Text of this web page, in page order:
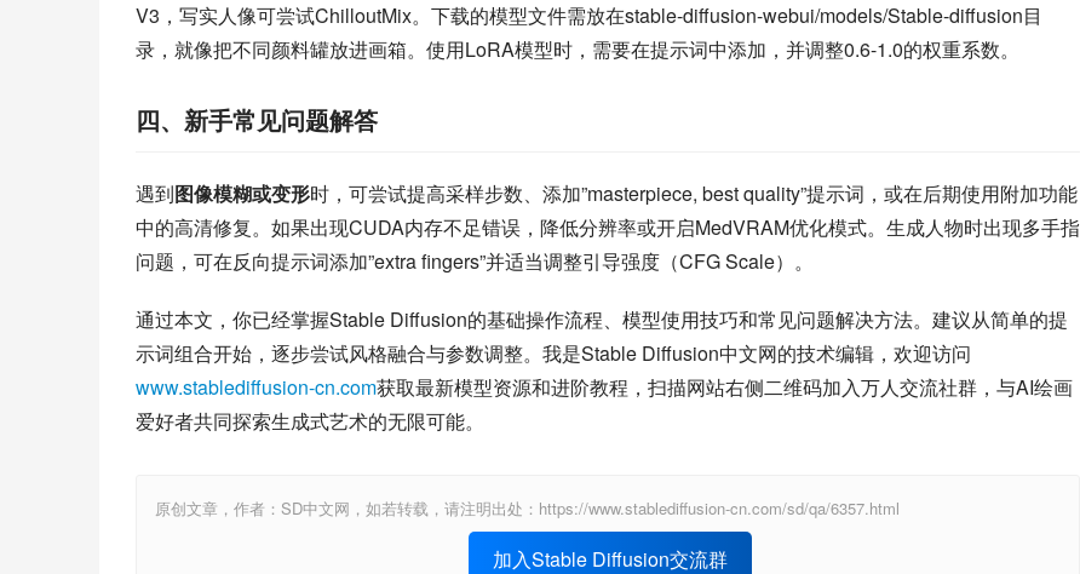
V3，写实人像可尝试ChilloutMix。下载的模型文件需放在stable-diffusion-webui/models/Stable-diffusion目
录，就像把不同颜料罐放进画箱。使用LoRA模型时，需要在提示词中添加，并调整0.6-1.0的权重系数。
四、新手常见问题解答
遇到图像模糊或变形时，可尝试提高采样步数、添加”masterpiece, best quality”提示词，或在后期使用附加功能
中的高清修复。如果出现CUDA内存不足错误，降低分辨率或开启MedVRAM优化模式。生成人物时出现多手指
问题，可在反向提示词添加”extra fingers”并适当调整引导强度（CFG Scale）。
通过本文，你已经掌握Stable Diffusion的基础操作流程、模型使用技巧和常见问题解决方法。建议从简单的提
示词组合开始，逐步尝试风格融合与参数调整。我是Stable Diffusion中文网的技术编辑，欢迎访问
www.stablediffusion-cn.com获取最新模型资源和进阶教程，扫描网站右侧二维码加入万人交流社群，与AI绘画
爱好者共同探索生成式艺术的无限可能。
原创文章，作者：SD中文网，如若转载，请注明出处：https://www.stablediffusion-cn.com/sd/qa/6357.html
加入Stable Diffusion交流群